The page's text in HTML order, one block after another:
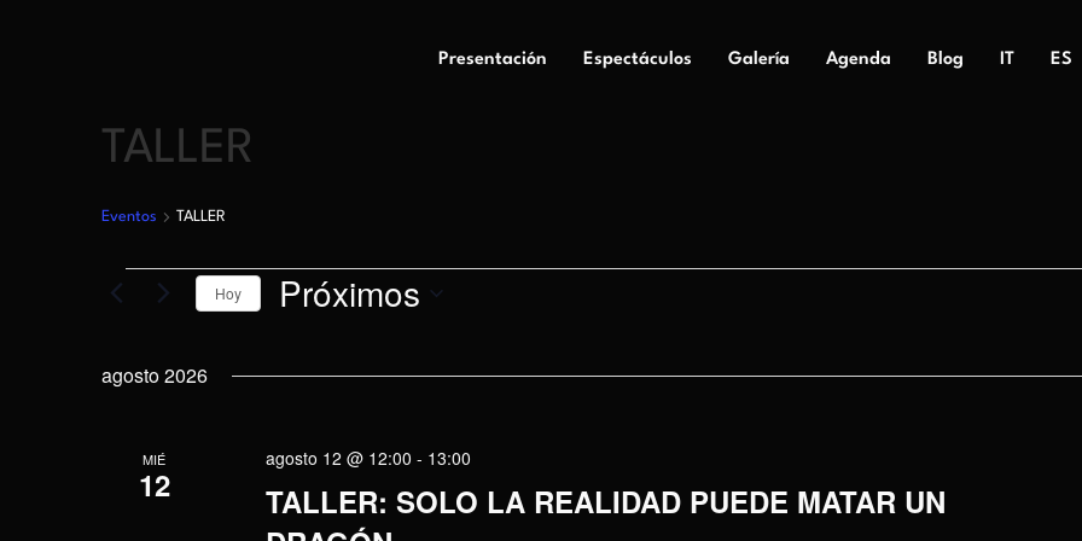
Presentación Espectáculos Galería Agenda Blog IT ES
TALLER
Eventos TALLER
Hoy Próximos
agosto 2026
MIÉ
12
TALLER: SOLO LA REALIDAD PUEDE MATAR UN
agosto 12 @ 12:00 - 13:00